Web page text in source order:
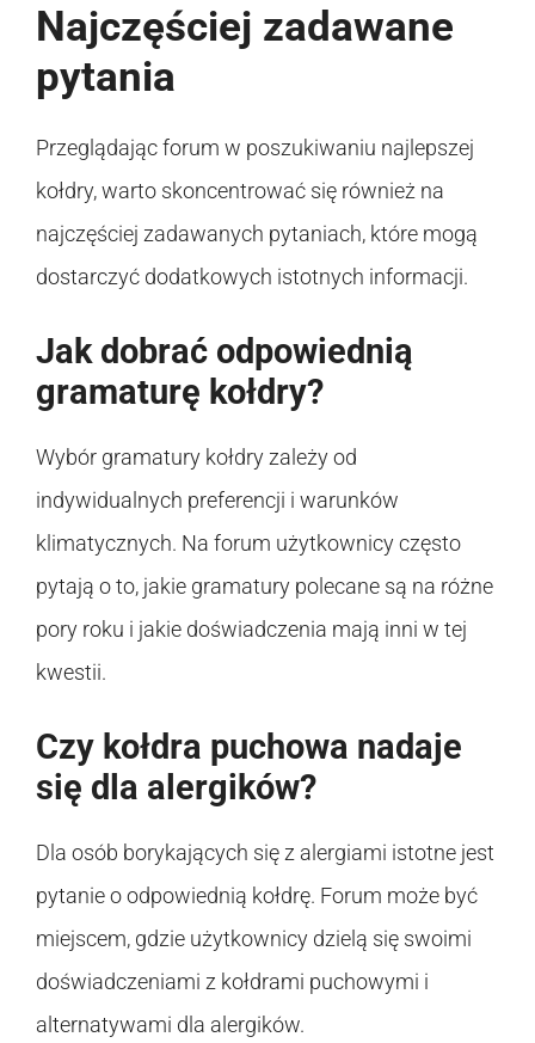
Najczęściej zadawane
pytania
Przeglądając forum w poszukiwaniu najlepszej
kołdry, warto skoncentrować się również na
najczęściej zadawanych pytaniach, które mogą
dostarczyć dodatkowych istotnych informacji.
Jak dobrać odpowiednią
gramaturę kołdry?
Wybór gramatury kołdry zależy od
indywidualnych preferencji i warunków
klimatycznych. Na forum użytkownicy często
pytają o to, jakie gramatury polecane są na różne
pory roku i jakie doświadczenia mają inni w tej
kwestii.
Czy kołdra puchowa nadaje
się dla alergików?
Dla osób borykających się z alergiami istotne jest
pytanie o odpowiednią kołdrę. Forum może być
miejscem, gdzie użytkownicy dzielą się swoimi
doświadczeniami z kołdrami puchowymi i
alternatywami dla alergików.